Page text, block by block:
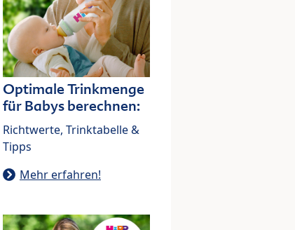
Optimale Trinkmenge
für Babys berechnen:
Richtwerte, Trinktabelle &
Tipps
Mehr erfahren!